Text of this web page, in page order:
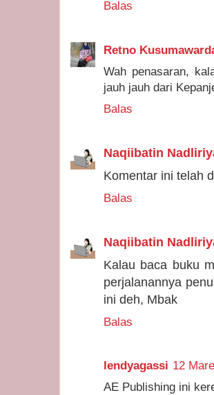
Balas
Retno
Wah penasaran,
jauh jauh dari
Balas
Naqiibatin
Komentar ini telah
Balas
Naqiibatin
Kalau baca buku
perjalanannya
ini deh, Mbak
Balas
lendyagassi 12
AE Publishing ini